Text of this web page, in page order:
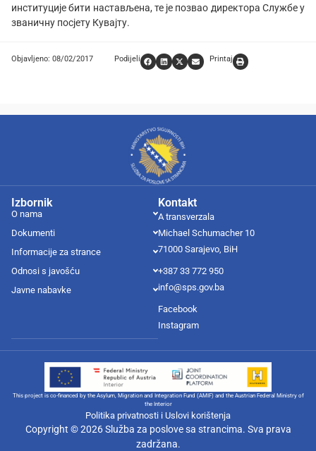
институције бити настављена, те је позвао директора Службе у
званичну посјету Кувајту.
Objavljeno: 08/02/2017 Podijeli Printaj
Kontakt
A transverzala
Michael Schumacher 10
71000 Sarajevo, BiH
+387 33 772 950
info@sps.gov.ba
Facebook
Instagram
Izbornik
O nama
Dokumenti
Informacije za strance
Odnosi s javošću
Javne nabavke
Politika privatnosti i Uslovi korištenja
Copyright © 2026 Služba za poslove sa strancima. Sva prava
zadržana.
This project is co-financed by the Asylum, Migration and Integration Fund (AMIF) and the Austrian Federal Ministry of
the Interior